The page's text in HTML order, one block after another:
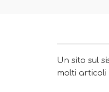
Un sito sul
molti articoli